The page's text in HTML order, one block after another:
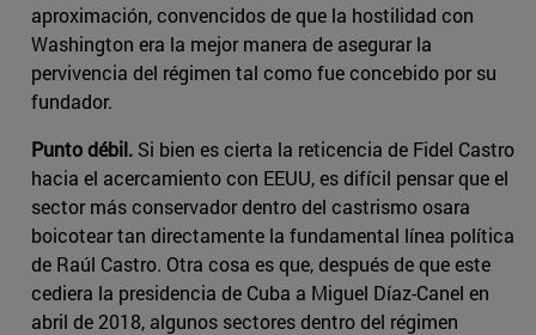
aproximación, convencidos de que la hostilidad con
Washington era la mejor manera de asegurar la
pervivencia del régimen tal como fue concebido por su
fundador.
Punto débil. Si bien es cierta la reticencia de Fidel Castro
hacia el acercamiento con EEUU, es difícil pensar que el
sector más conservador dentro del castrismo osara
boicotear tan directamente la fundamental línea política
de Raúl Castro. Otra cosa es que, después de que este
cediera la presidencia de Cuba a Miguel Díaz-Canel en
abril de 2018, algunos sectores dentro del régimen